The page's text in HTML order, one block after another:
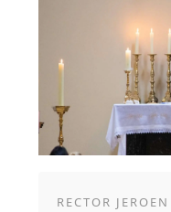
RECTOR